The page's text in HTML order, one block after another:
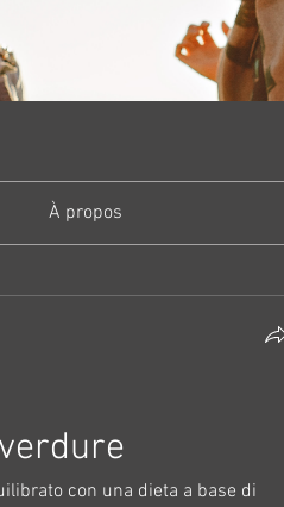
À propos
con una dieta a base di